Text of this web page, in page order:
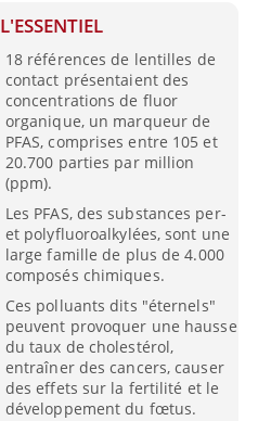
L'ESSENTIEL
18 références de lentilles de
contact présentaient des
concentrations de fluor
organique, un marqueur de
PFAS, comprises entre 105 et
20.700 parties par million
(ppm).
Les PFAS, des substances per-
et polyfluoroalkylées, sont une
large famille de plus de 4.000
composés chimiques.
Ces polluants dits "éternels"
peuvent provoquer une hausse
du taux de cholestérol,
entraîner des cancers, causer
des effets sur la fertilité et le
développement du fœtus.